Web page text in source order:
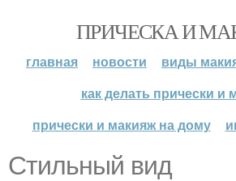
ПРИЧЕСКА И
главная новости
виды
как делать прически и
прически и макияж на дому
Стильный вид